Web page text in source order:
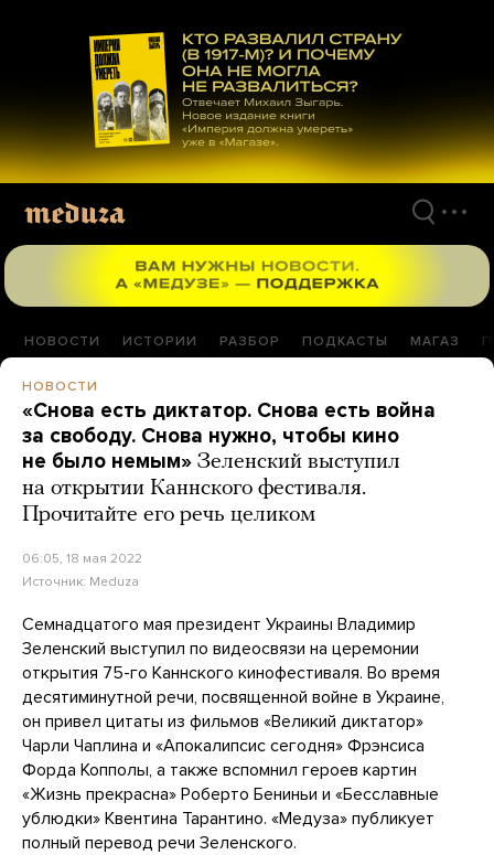
материалам
НОВОСТИ ИСТОРИИ РАЗБОР ПОДКАСТЫ МАГАЗ
НОВОСТИ
«Снова есть диктатор. Снова есть война
за свободу. Снова нужно, чтобы кино
не было немым» Зеленский выступил
на открытии Каннского фестиваля.
Прочитайте его речь целиком
06:05, 18 мая 2022
Источник: Meduza
Семнадцатого мая президент Украины Владимир
Зеленский выступил по видеосвязи на церемонии
открытия 75-го Каннского кинофестиваля. Во время
десятиминутной речи, посвященной войне в Украине,
он привел цитаты из фильмов «Великий диктатор»
Чарли Чаплина и «Апокалипсис сегодня» Фрэнсиса
Форда Копполы, а также вспомнил героев картин
«Жизнь прекрасна» Роберто Бениньи и «Бесславные
ублюдки» Квентина Тарантино. «Медуза» публикует
полный перевод речи Зеленского.